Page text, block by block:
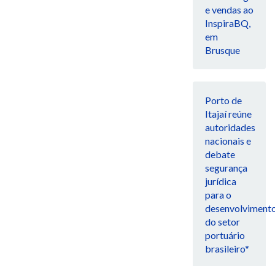
e vendas ao
InspiraBQ,
em
Brusque
Porto de
Itajaí reúne
autoridades
nacionais e
debate
segurança
jurídica
para o
do setor
portuário
brasileiro*